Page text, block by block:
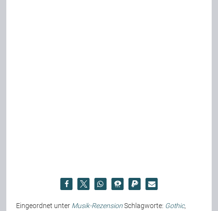
Eingeordnet unter Musik-Rezension Schlagworte: Gothic,